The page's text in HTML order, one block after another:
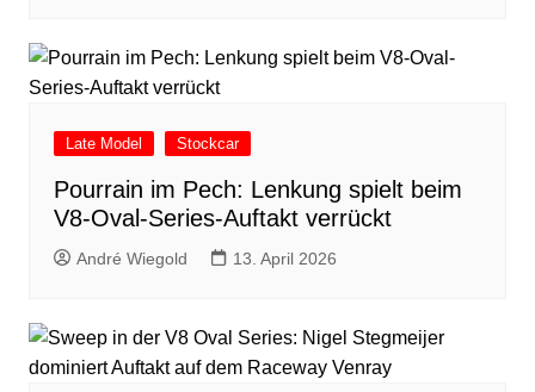
Late Model Stockcar
Pourrain im Pech: Lenkung spielt beim
V8-Oval-Series-Auftakt verrückt
André Wiegold 13. April 2026